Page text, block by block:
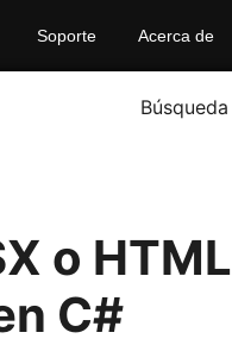
Soporte Acerca de
Búsqueda
o HTML
C#